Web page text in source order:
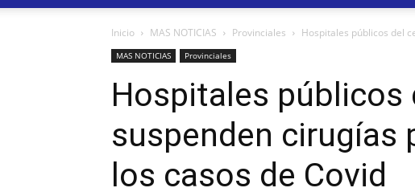
Inicio MAS NOTICIAS Provinciales Hospitales públicos del
MAS NOTICIAS Provinciales
Hospitales
suspenden cirugías
los casos de Covid